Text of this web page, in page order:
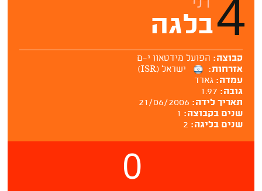
4 רני
בלגה
קבוצה: הפועל מידטאון י-ם
אזרחות:
ישראל (ISR)
עמדה:גארד
גובה: 1.97
תאריך לידה: 21/06/2006
שנים בקבוצה: 1
שנים בליגה: 2
0